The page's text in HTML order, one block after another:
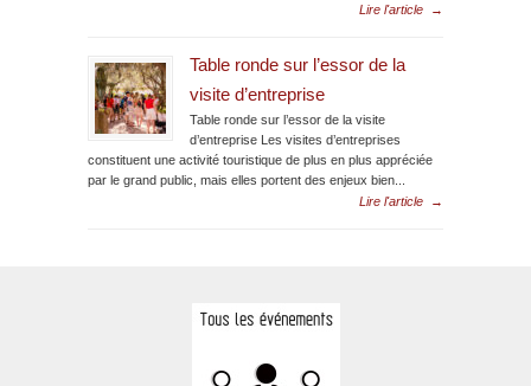
Lire l'article
→
Table ronde sur l’essor de la
visite d’entreprise
Table ronde sur l’essor de la visite
d’entreprise Les visites d’entreprises
constituent une activité touristique de plus en plus appréciée
par le grand public, mais elles portent des enjeux bien...
Lire l'article
→